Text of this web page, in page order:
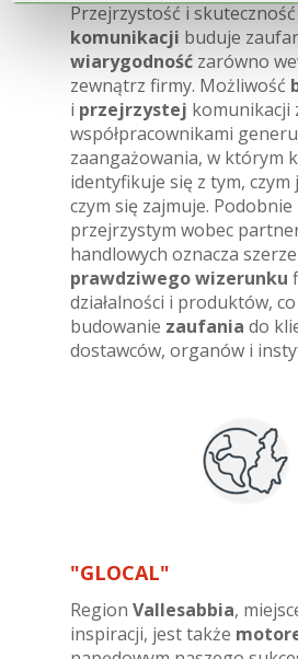
Przejrzystość i
komunikacji buduje
wiarygodność zarówno
zewnątrz firmy. Możliwość
i przejrzystej komunikacji
współpracownikami
zaangażowania, w którym
identyfikuje się z tym, czym
czym się zajmuje. Podobnie
przejrzystym wobec
handlowych oznacza
prawdziwego wizerunku
działalności i produktów,
budowanie zaufania do
dostawców, organów i
"GLOCAL"
Region Vallesabbia,
inspiracji, jest także